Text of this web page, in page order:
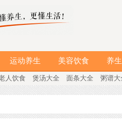
运动养生 美容饮食 养
人饮食 煲汤大全 面条大全 粥谱大